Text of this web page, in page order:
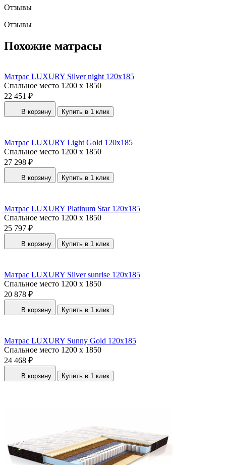
Отзывы
Отзывы
Похожие матрасы
Матрас LUXURY Silver night 120x185
Спальное место 1200 x 1850
22 451 ₽
В корзину Купить в 1 клик
Матрас LUXURY Light Gold 120x185
Спальное место 1200 x 1850
27 298 ₽
В корзину Купить в 1 клик
Матрас LUXURY Platinum Star 120x185
Спальное место 1200 x 1850
25 797 ₽
В корзину Купить в 1 клик
Матрас LUXURY Silver sunrise 120x185
Спальное место 1200 x 1850
20 878 ₽
В корзину Купить в 1 клик
Матрас LUXURY Sunny Gold 120x185
Спальное место 1200 x 1850
24 468 ₽
В корзину Купить в 1 клик